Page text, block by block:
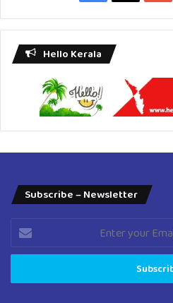
Hello Kerala
Subscribe – Newsletter
Enter
your
Email